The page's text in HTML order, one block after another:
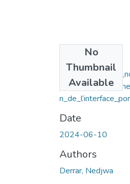
No
Thumbnail
Available
Date
2024-06-10
Authors
Derrar, Nedjwa